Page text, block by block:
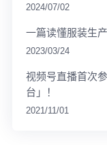
2024/07/02
一篇读懂服装生
2023/03/24
视频号直播首次
台」！
2021/11/01